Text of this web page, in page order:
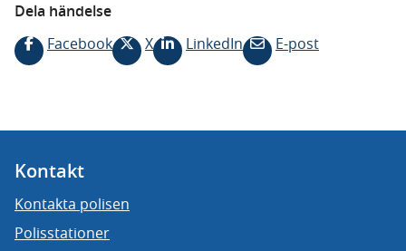
Dela händelse
Facebook
X LinkedIn E-post
Kontakt
Kontakta polisen
Polisstationer